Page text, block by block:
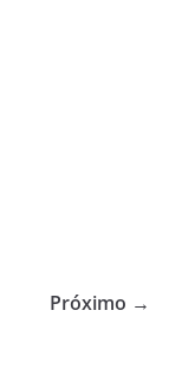
Próximo →